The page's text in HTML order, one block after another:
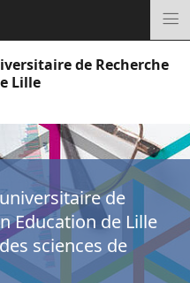
de Recherche
Lille
de
Education de Lille
sciences de